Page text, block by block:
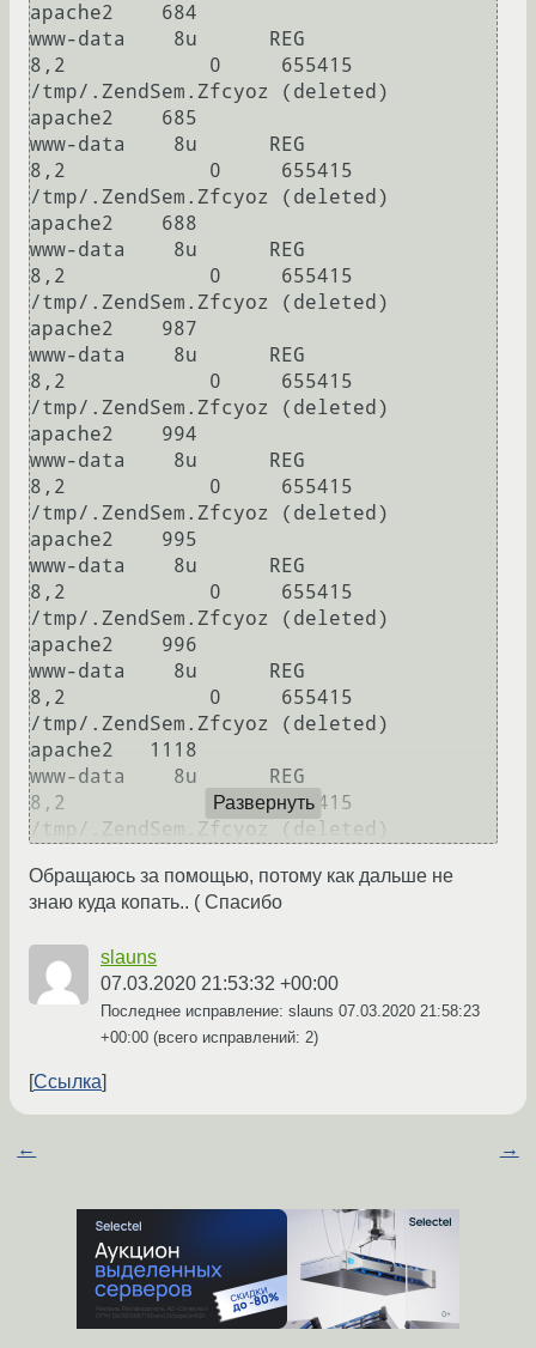
apache2    684
www-data    8u      REG
8,2            0     655415
/tmp/.ZendSem.Zfcyoz (deleted)
apache2    685
www-data    8u      REG
8,2            0     655415
/tmp/.ZendSem.Zfcyoz (deleted)
apache2    688
www-data    8u      REG
8,2            0     655415
/tmp/.ZendSem.Zfcyoz (deleted)
apache2    987
www-data    8u      REG
8,2            0     655415
/tmp/.ZendSem.Zfcyoz (deleted)
apache2    994
www-data    8u      REG
8,2            0     655415
/tmp/.ZendSem.Zfcyoz (deleted)
apache2    995
www-data    8u      REG
8,2            0     655415
/tmp/.ZendSem.Zfcyoz (deleted)
apache2    996
www-data    8u      REG
8,2            0     655415
/tmp/.ZendSem.Zfcyoz (deleted)
apache2   1118
www-data    8u      REG
8,2            0     655415
Развернуть
Обращаюсь за помощью, потому как дальше не
знаю куда копать.. ( Спасибо
slauns
07.03.2020 21:53:32 +00:00
Последнее исправление: slauns 07.03.2020 21:58:23
+00:00 (всего исправлений: 2)
Ссылка
← →